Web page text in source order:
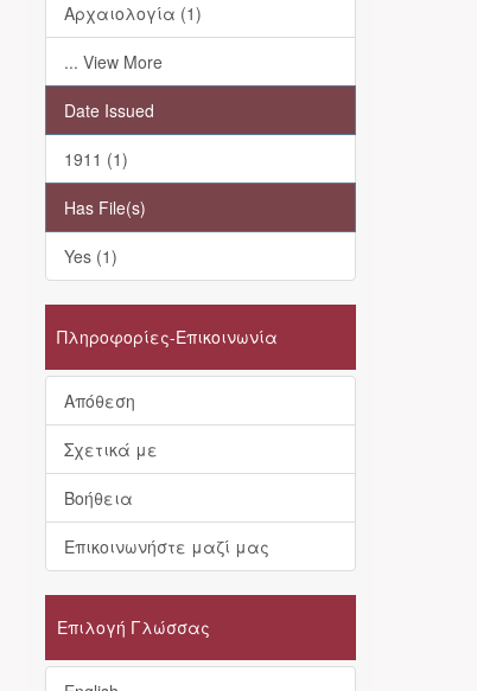
Αρχαιολογία (1)
... View More
Date Issued
1911 (1)
Has File(s)
Yes (1)
Πληροφορίες-Επικοινωνία
Απόθεση
Σχετικά με
Βοήθεια
Επικοινωνήστε μαζί μας
Επιλογή Γλώσσας